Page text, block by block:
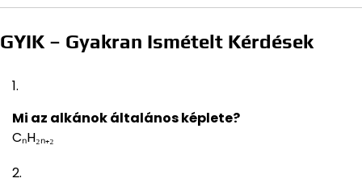
GYIK – Gyakran Ismételt Kérdések
Mi az alkánok általános képlete?
CₙH₂ₙ₊₂